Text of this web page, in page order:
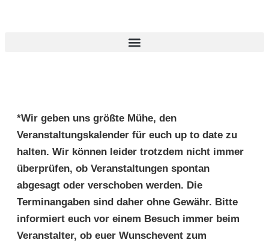
*Wir geben uns größte Mühe, den
Veranstaltungskalender für euch up to date zu
halten. Wir können leider trotzdem nicht immer
überprüfen, ob Veranstaltungen spontan
abgesagt oder verschoben werden. Die
Terminangaben sind daher ohne Gewähr. Bitte
informiert euch vor einem Besuch immer beim
Veranstalter, ob euer Wunschevent zum